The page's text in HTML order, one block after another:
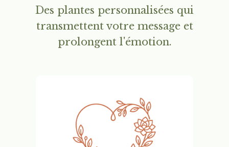
Des plantes personnalisées qui
transmettent votre message et
prolongent l'émotion.